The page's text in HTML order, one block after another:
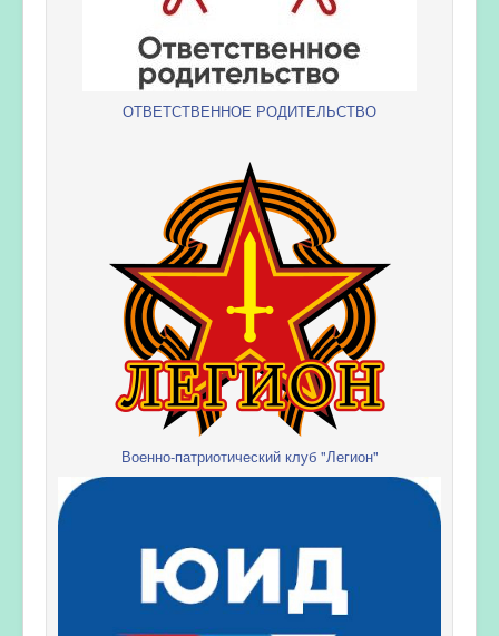
ОТВЕТСТВЕННОЕ РОДИТЕЛЬСТВО
Военно-патриотический клуб "Легион"